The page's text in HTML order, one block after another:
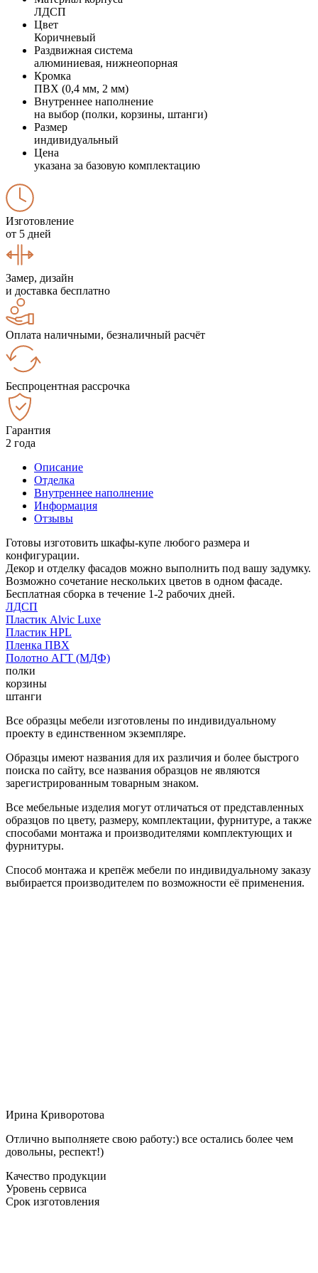
ЛДСП
Цвет
Коричневый
Раздвижная система
алюминиевая, нижнеопорная
Кромка
ПВХ (0,4 мм, 2 мм)
Внутреннее наполнение
на выбор (полки, корзины, штанги)
Размер
индивидуальный
Цена
указана за базовую комплектацию
Изготовление
от 5 дней
Замер, дизайн
и доставка бесплатно
Оплата наличными, безналичный расчёт
Беспроцентная рассрочка
Гарантия
2 года
Описание
Отделка
Внутреннее наполнение
Информация
Отзывы
Готовы изготовить шкафы-купе любого размера и
конфигурации.
Декор и отделку фасадов можно выполнить под вашу задумку.
Возможно сочетание нескольких цветов в одном фасаде.
Бесплатная сборка в течение 1-2 рабочих дней.
ЛДСП
Пластик Alvic Luxe
Пластик HPL
Пленка ПВХ
Полотно АГТ (МДФ)
полки
корзины
штанги
Все образцы мебели изготовлены по индивидуальному
проекту в единственном экземпляре.
Образцы имеют названия для их различия и более быстрого
поиска по сайту, все названия образцов не являются
зарегистрированным товарным знаком.
Все мебельные изделия могут отличаться от представленных
образцов по цвету, размеру, комплектации, фурнитуре, а также
способами монтажа и производителями комплектующих и
фурнитуры.
Способ монтажа и крепёж мебели по индивидуальному заказу
выбирается производителем по возможности её применения.
Ирина Криворотова
Отлично выполняете свою работу:) все остались более чем
довольны, респект!)
Качество продукции
Уровень сервиса
Срок изготовления